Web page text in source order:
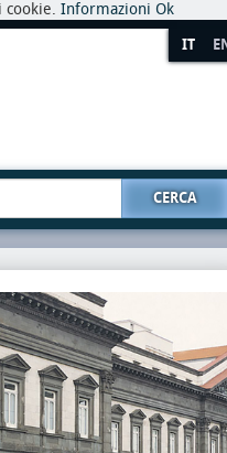
cookie. Informazioni Ok
IT
CERCA